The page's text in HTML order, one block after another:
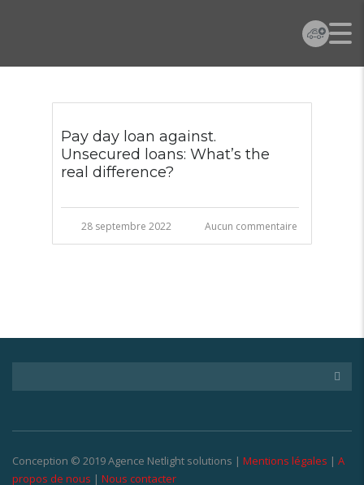
Pay day loan against.
Unsecured loans: What’s the
real difference?
28 septembre 2022 Aucun commentaire
Conception © 2019 Agence Netlight solutions | Mentions légales | A
propos de nous | Nous contacter